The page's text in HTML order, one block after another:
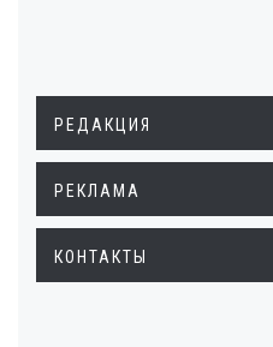
РЕДАКЦИЯ
РЕКЛАМА
КОНТАКТЫ